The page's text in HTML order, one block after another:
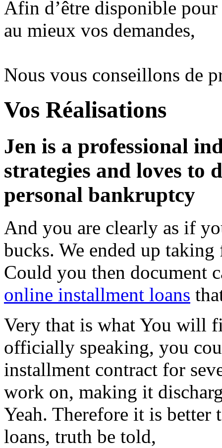
Afin d’être disponible pour
au mieux vos demandes,
Nous vous conseillons de
Vos Réalisations
Jen is a professional
strategies and loves to
personal bankruptcy
And you are clearly as if
bucks. We ended up
Could you then document
online installment loans
Very that is what You will
officially speaking, you
installment contract for
work on, making it
Yeah. Therefore it is better
loans, truth be told,